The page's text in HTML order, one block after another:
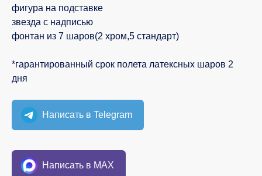
фигура на подставке
звезда с надписью
фонтан из 7 шаров(2 хром,5 стандарт)
*гарантированный срок полета латексных шаров 2
дня
Написать в Telegram
Написать в MAX